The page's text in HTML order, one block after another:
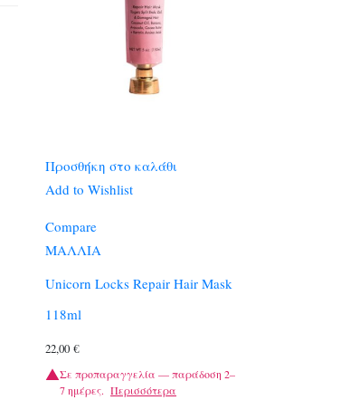
Προσθήκη στο καλάθι
Add to Wishlist
Compare
ΜΑΛΛΙΑ
Unicorn Locks Repair Hair Mask
118ml
22,00 €
Σε προπαραγγελία — παράδοση 2–
7 ημέρες. Περισσότερα